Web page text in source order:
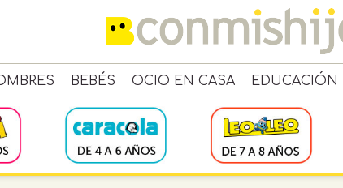
BEBÉS OCIO EN CASA EDUCACIÓN